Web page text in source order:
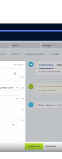
Смотреть проект